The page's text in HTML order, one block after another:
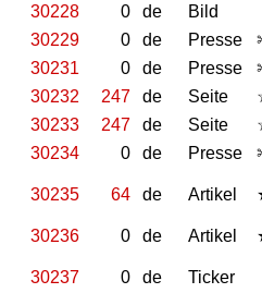
30228
0 de Bild
30229
0 de Presse
30231
0 de Presse
30232
247 de Seite
30233
247 de Seite
30234
0 de Presse
30235 64 de Artikel
30236
0 de Artikel
30237 0 de Ticker